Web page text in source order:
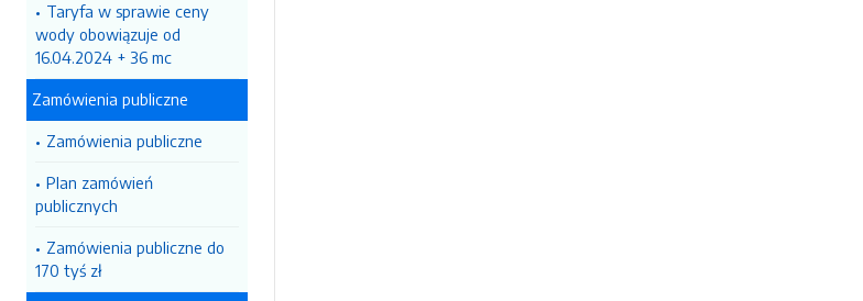
Taryfa w sprawie ceny
wody obowiązuje od
16.04.2024 + 36 mc
Zamówienia publiczne
Zamówienia publiczne
Plan zamówień
publicznych
Zamówienia publiczne do
170 tyś zł